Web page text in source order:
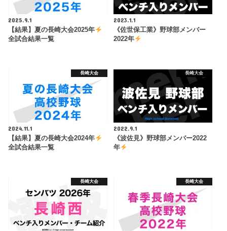
2025.9.1
【結果】夏の長崎大会2025年
全試合結果一覧
2023.1.1
《佐世保工業》野球部メンバー
2022年
長崎大会
2024.11.1
【結果】夏の長崎大会2024年
全試合結果一覧
長崎大会
2022.9.1
《波佐見》野球部メンバー2022
年
長崎大会 長崎大会